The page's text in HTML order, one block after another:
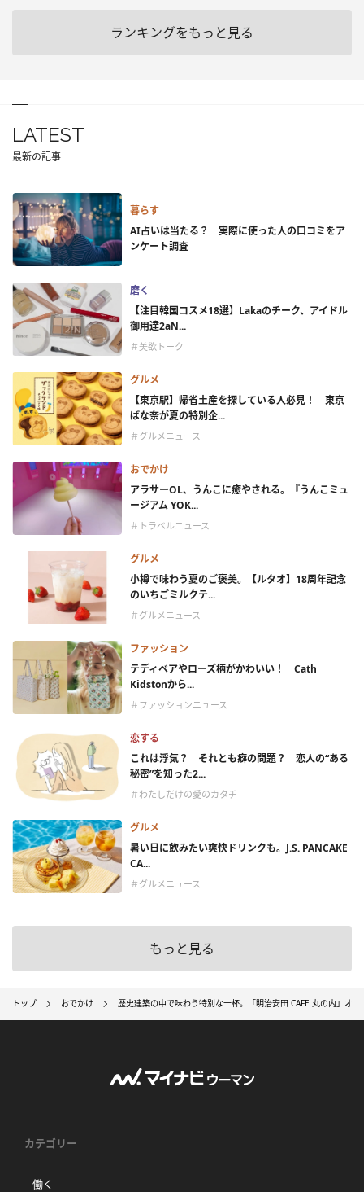
ランキングをもっと見る
LATEST
最新の記事
暮らす
AI占いは当たる？ 実際に使った人の口コミをア
ンケート調査
磨く
【注目韓国コスメ18選】Lakaのチーク、アイドル
御用達2aN...
＃美欲トーク
グルメ
【東京駅】帰省土産を探している人必見！ 東京
ばな奈が夏の特別企...
＃グルメニュース
おでかけ
アラサーOL、うんこに癒やされる。『うんこミュ
ージアム YOK...
＃トラベルニュース
グルメ
小樽で味わう夏のご褒美。【ルタオ】18周年記念
のいちごミルクテ...
＃グルメニュース
ファッション
テディベアやローズ柄がかわいい！ Cath
Kidstonから...
＃ファッションニュース
恋する
これは浮気？ それとも癖の問題？ 恋人の“ある
秘密”を知った2...
＃わたしだけの愛のカタチ
グルメ
暑い日に飲みたい爽快ドリンクも。J.S. PANCAKE
CA...
＃グルメニュース
もっと見る
トップ おでかけ 歴史建築の中で味わう特別な一杯。「明治安田 CAFE 丸の内」オ
カテゴリー
働く